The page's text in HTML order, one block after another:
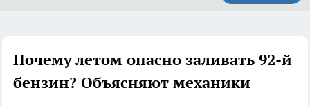
Почему летом опасно заливать 92-й
бензин? Объясняют механики